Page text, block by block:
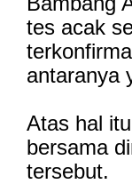
tes acak
antaranya
Atas hal
bersama
tersebut.